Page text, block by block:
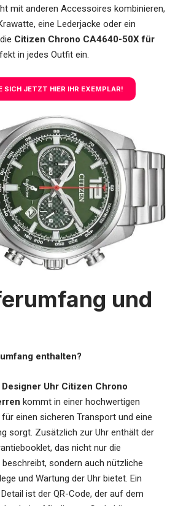
mit anderen Accessoires kombinieren,
eine Lederjacke oder ein
Citizen Chrono CA4640-50X für
in jedes Outfit ein.
SICH JETZT HIER IHR EXEMPLAR!
und
enthalten?
Uhr Citizen Chrono
kommt in einer hochwertigen
einen sicheren Transport und eine
sorgt. Zusätzlich zur Uhr enthält der
das nicht nur die
beschreibt, sondern auch nützliche
und Wartung der Uhr bietet. Ein
ist der QR-Code, der auf dem